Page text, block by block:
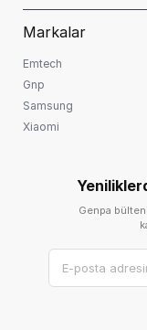
Markalar
Emtech
Gnp
Samsung
Xiaomi
Genpa